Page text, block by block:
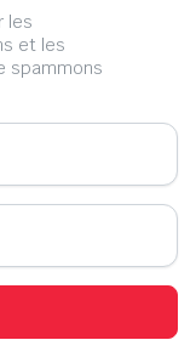
les
et les
spammons